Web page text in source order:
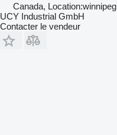
Canada, Location:winnipeg
UCY Industrial GmbH
Contacter le vendeur